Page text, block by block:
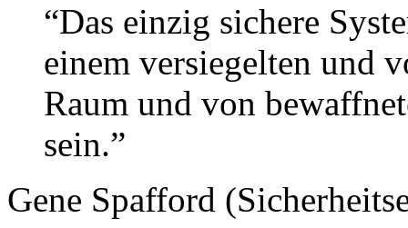
“Das einzig sichere
einem versiegelten und
Raum und von
sein.”
Gene Spafford